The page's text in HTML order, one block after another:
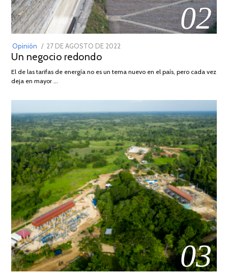
02
Opinión
POSTED
ON
27 DE AGOSTO DE 2022
DE
Un negocio redondo
El de las tarifas de energía no es un tema nuevo en el país, pero cada vez
deja en mayor …
03